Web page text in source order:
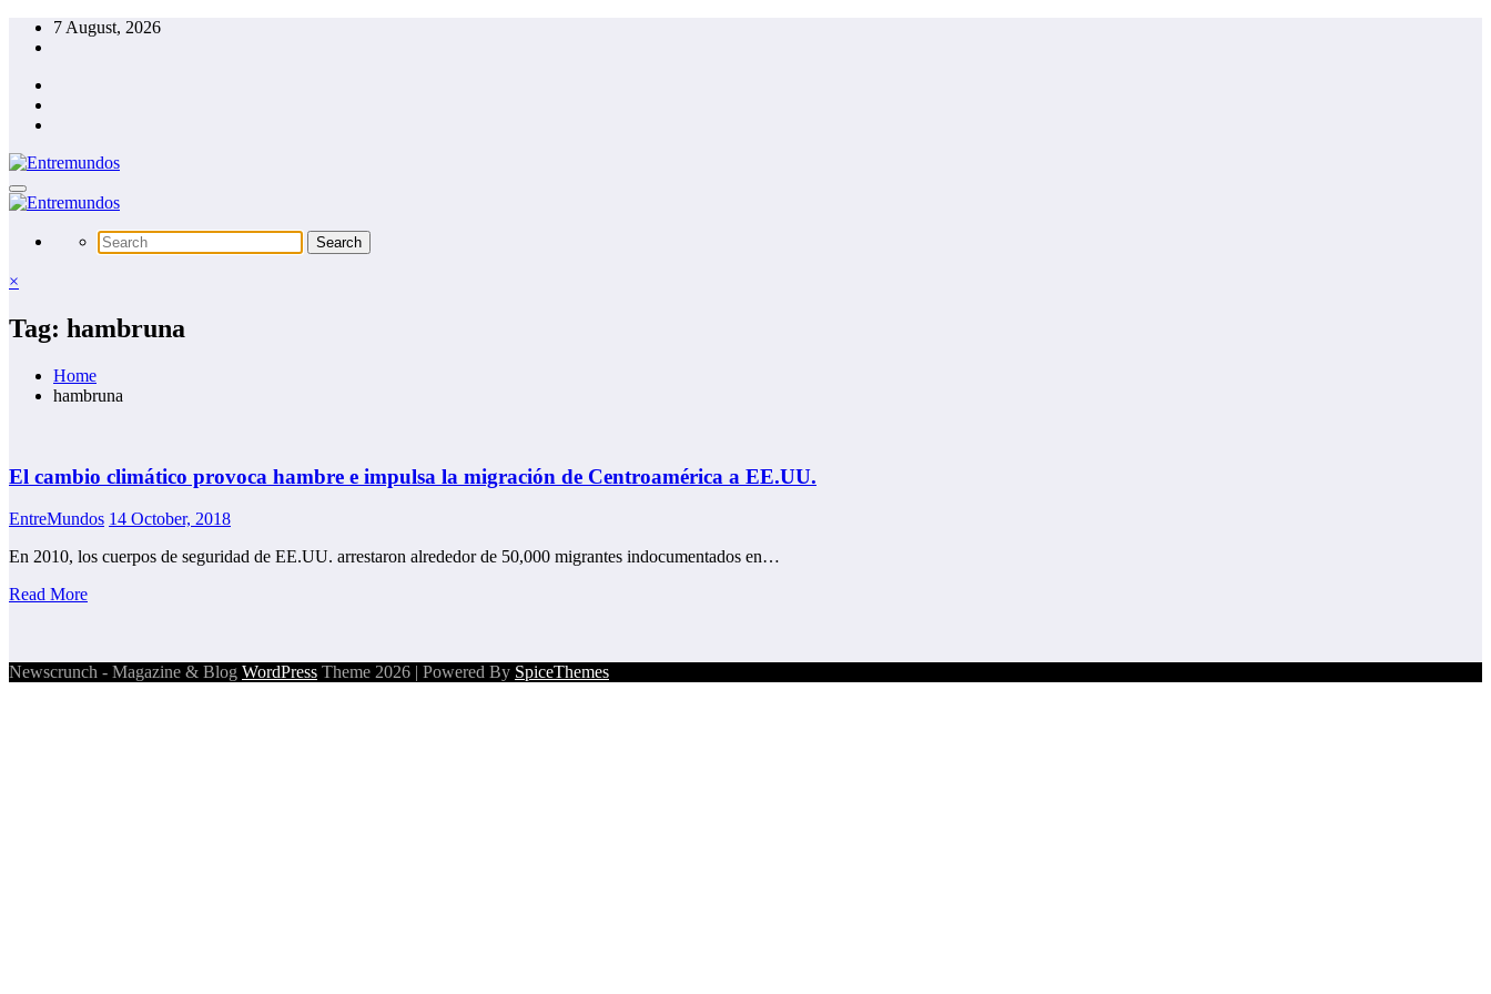
Skip
7 August, 2026
×
Tag: hambruna
Home
hambruna
El cambio climático provoca hambre e impulsa la migración de Centroamérica a EE.UU.
EntreMundos 14 October, 2018
En 2010, los cuerpos de seguridad de EE.UU. arrestaron alrededor de 50,000 migrantes indocumentados en…
Read More
Newscrunch - Magazine & Blog WordPress Theme 2026 | Powered By SpiceThemes